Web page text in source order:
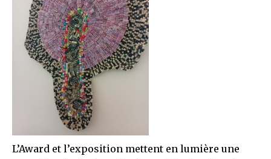
L’Award et l’exposition mettent en lumière une